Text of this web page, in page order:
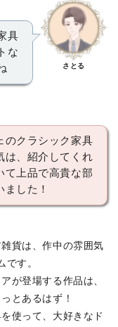
具
な
さとる
のクラシック家具
は、紹介してくれ
て上品で高貴な部
した！
貨は、作中の雰囲気
です。
が登場する作品は、
とあるはず！
使って、大好きなド